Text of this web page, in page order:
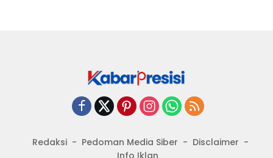
Redaksi Pedoman Media Siber
Disclaimer
Info Iklan